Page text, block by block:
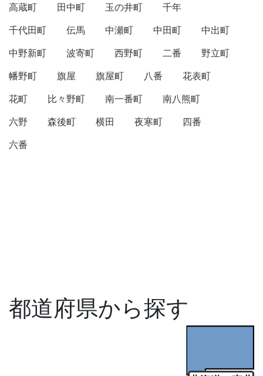
高蔵町
田中町 玉の井町
千年
千代田町
伝馬 中瀬町 中田町
中出町
中野新町
波寄町 西野町 二番
野立町
幡野町
旗屋 旗屋町 八番
花表町
花町
比々野町 南一番町
南八熊町
六野
森後町 横田 夜寒町
四番
六番
都道府県から探す